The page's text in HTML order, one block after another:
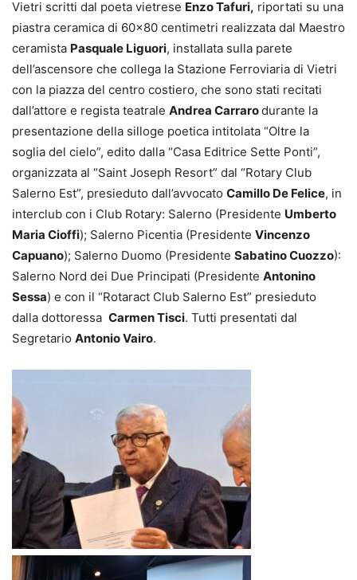
Vietri scritti dal poeta vietrese Enzo Tafuri, riportati su una
piastra ceramica di 60×80 centimetri realizzata dal Maestro
ceramista Pasquale Liguori, installata sulla parete
dell’ascensore che collega la Stazione Ferroviaria di Vietri
con la piazza del centro costiero, che sono stati recitati
dall’attore e regista teatrale Andrea Carrarodurante la
presentazione della silloge poetica intitolata “Oltre la
soglia del cielo”, edito dalla “Casa Editrice Sette Ponti”,
organizzata al “Saint Joseph Resort” dal “Rotary Club
Salerno Est”, presieduto dall’avvocato Camillo De Felice, in
interclub con i Club Rotary: Salerno (Presidente Umberto
Maria Cioffi); Salerno Picentia (Presidente Vincenzo
Capuano); Salerno Duomo (Presidente Sabatino Cuozzo):
Salerno Nord dei Due Principati (Presidente Antonino
Sessa) e con il “Rotaract Club Salerno Est” presieduto
dalla dottoressa Carmen Tisci. Tutti presentati dal
Segretario Antonio Vairo.